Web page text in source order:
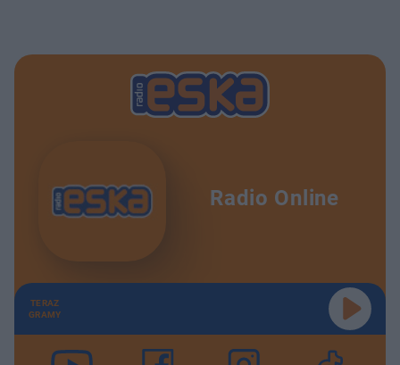
Radio Online
TERAZ
GRAMY